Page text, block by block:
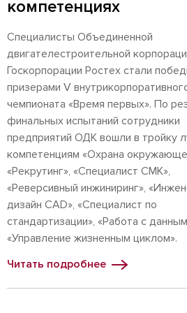
компетенциях
Специалисты Объединенной
двигателестроительной
Госкорпорации Ростех стали
призерами V
чемпионата «Время первых». По
финальных испытаний сотрудники
предприятий ОДК вошли в тройку
компетенциям «Охрана
«Рекрутинг», «Специалист СМК»,
«Реверсивный инжиниринг»,
дизайн CAD», «Специалист по
стандартизации», «Работа с
«Управление жизненным циклом».
Читать подробнее